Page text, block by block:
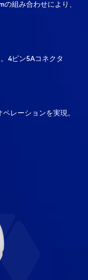
組み合わせにより、
4ピン5Aコネクタ
レーションを実現。